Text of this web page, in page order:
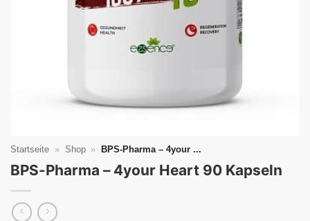
Startseite » Shop » BPS-Pharma – 4your ...
BPS-Pharma – 4your Heart 90 Kapseln